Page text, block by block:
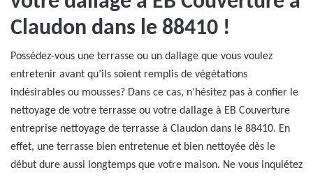
Claudon dans le 88410 !
Possédez-vous une terrasse ou un dallage que vous voulez
entretenir avant qu’ils soient remplis de végétations
indésirables ou mousses? Dans ce cas, n’hésitez pas à confier le
nettoyage de votre terrasse ou votre dallage à EB Couverture
entreprise nettoyage de terrasse à Claudon dans le 88410. En
effet, une terrasse bien entretenue et bien nettoyée dès le
début dure aussi longtemps que votre maison. Ne vous inquiétez